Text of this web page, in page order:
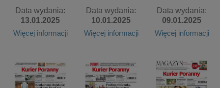
Data wydania:
13.01.2025
Więcej informacji
Data wydania:
10.01.2025
Więcej informacji
Data wydania:
09.01.2025
Więcej informacji